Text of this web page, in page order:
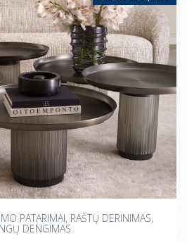
PATARIMAI, RAŠTŲ DERINIMAS,
DENGIMAS